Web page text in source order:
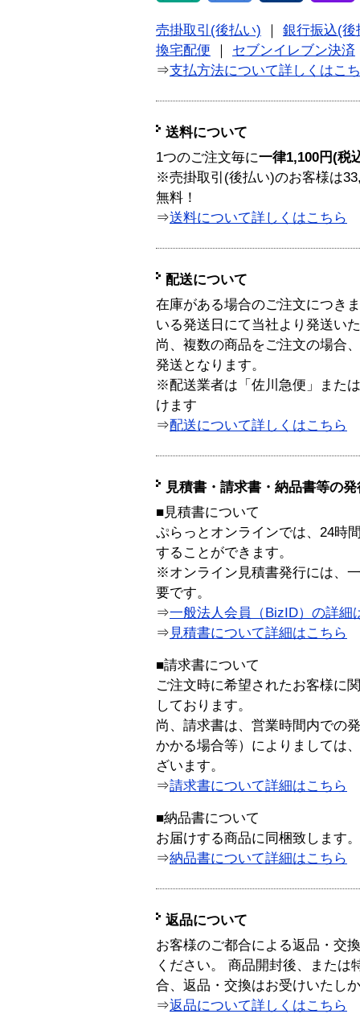
売掛取引(後払い)
銀行振込(後
換宅配便
セブンイレブン決済
⇒支払方法について詳しくはこ
送料について
1つのご注文毎に一律1,100円(税
※売掛取引(後払い)のお客様は
無料！
⇒送料について詳しくはこちら
配送について
在庫がある場合のご注文につき
いる発送日にて当社より発送い
尚、複数の商品をご注文の場合
発送となります。
※配送業者は「佐川急便」また
けます
⇒配送について詳しくはこちら
見積書・請求書・納品書等の
■見積書について
ぷらっとオンラインでは、24時
することができます。
※オンライン見積書発行には、
要です。
⇒一般法人会員（BizID）の詳細
⇒ 見積書について詳細はこちら
■請求書について
ご注文時に希望されたお客様に
しております。
尚、請求書は、営業時間内での
かかる場合等）によりましては
ざいます。
⇒請求書について詳細はこちら
■納品書について
お届けする商品に同梱致します。
⇒納品書について詳細はこちら
返品について
お客様のご都合による返品・交
ください。 商品開封後、または
合、返品・交換はお受けいたし
⇒返品について詳しくはこちら